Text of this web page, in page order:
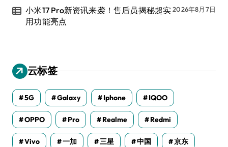
小米17 Pro新资讯来袭！售后员揭秘超实
用功能亮点
2026年8月7日
云标签
5G Galaxy Iphone IQOO
OPPO Pro Realme Redmi
Vivo 一加 三星 中国 京东